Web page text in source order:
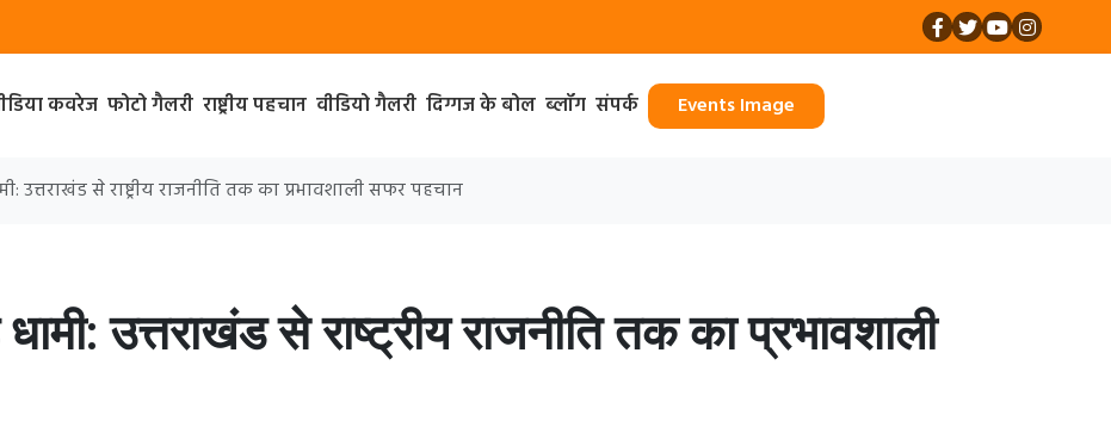
कवरेज फोटो गैलरी राष्ट्रीय पहचान वीडियो गैलरी दिग्गज के बोल ब्लॉग संपर्क Events Image
उत्तराखंड से राष्ट्रीय राजनीति तक का प्रभावशाली सफर पहचान
उत्तराखंड से राष्ट्रीय राजनीति तक का प्रभावशाली